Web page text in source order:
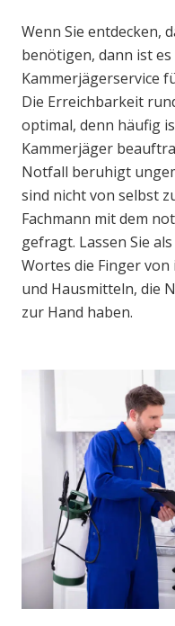
Wenn Sie entdecken,
benötigen, dann ist
Kammerjägerservice
Die Erreichbarkeit
optimal, denn häufig
Kammerjäger
Notfall beruhigt
sind nicht von selbst
Fachmann mit dem
gefragt. Lassen Sie
Wortes die Finger
und Hausmitteln, die
zur Hand haben.